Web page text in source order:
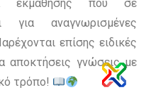
εκμάθησης που σε
για αναγνωρισμένες
επίσης ειδικές
αποκτήσεις γνώσεις με
τρόπο!